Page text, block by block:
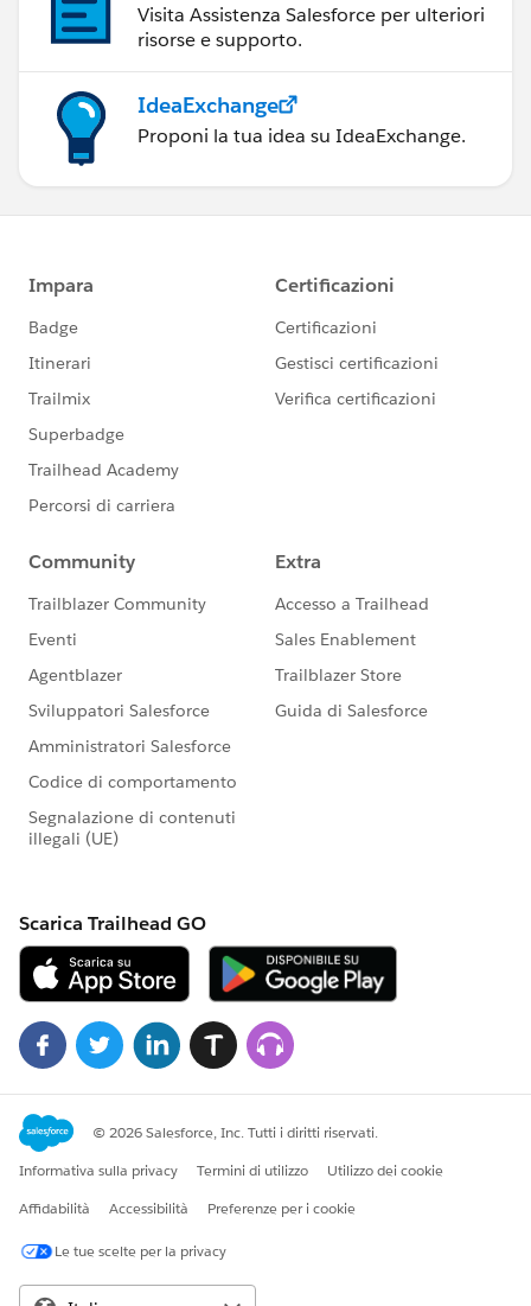
Visita Assistenza Salesforce per ulteriori
risorse e supporto.
IdeaExchange
Proponi la tua idea su IdeaExchange.